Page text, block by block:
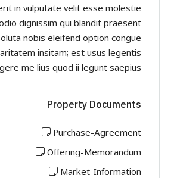
in vulputate velit esse molestie
dignissim qui blandit praesent
nobis eleifend option congue
insitam; est usus legentis
me lius quod ii legunt saepius.
Property Documents
Purchase-Agreement
Offering-Memorandum
Market-Information